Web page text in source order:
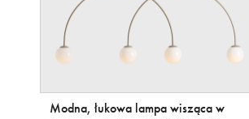
Modna, łukowa lampa wisząca w